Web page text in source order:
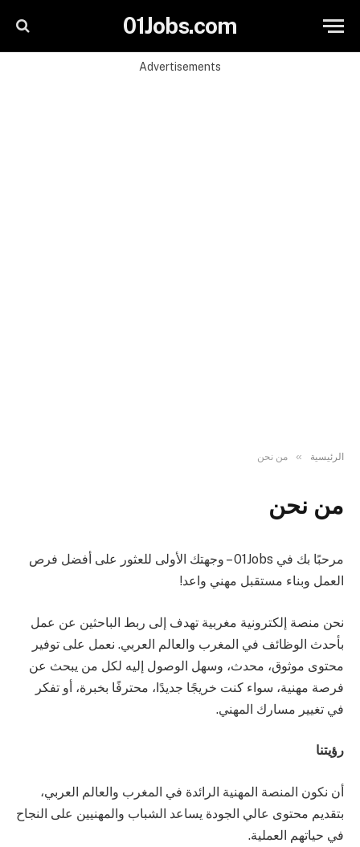
01Jobs.com
Advertisements
الرئيسية » من نحن
من نحن
مرحبًا بك في 01Jobs – وجهتك الأولى للعثور على أفضل فرص
العمل وبناء مستقبل مهني واعد!
نحن منصة إلكترونية مغربية تهدف إلى ربط الباحثين عن عمل
بأحدث الوظائف في المغرب والعالم العربي. نعمل على توفير
محتوى موثوق، محدث، وسهل الوصول إليه لكل من يبحث عن
فرصة مهنية، سواء كنت خريجًا جديدًا، محترفًا بخبرة، أو تفكر
في تغيير مسارك المهني.
رؤيتنا
أن نكون المنصة المهنية الرائدة في المغرب والعالم العربي،
بتقديم محتوى عالي الجودة يساعد الشباب والمهنيين على النجاح
في حياتهم العملية.